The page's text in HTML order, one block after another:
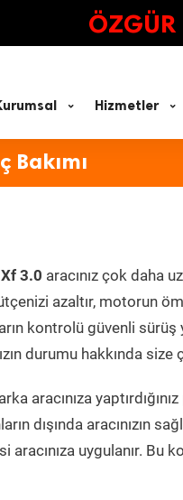
ÖZGÜR
Hizmetler
Bakımı
3.0 aracınız çok daha
azaltır, motorun
kontrolü güvenli
durumu hakkında
aracınıza
dışında aracınızın
uygulanır. Bu